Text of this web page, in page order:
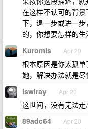
在这样不认可的背
下，退一步或进一
的，你想要怎样的
Kuromis Apr 20
根本原因是你太孤
她，解决办法就是
lswlray Apr 20
这世间，没有无法
89adc64 Apr 20